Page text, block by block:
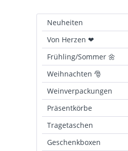
Neuheiten
Von Herzen ❤
Frühling/Sommer 🌼
Weihnachten 🎅
Weinverpackungen
Präsentkörbe
Tragetaschen
Geschenkboxen